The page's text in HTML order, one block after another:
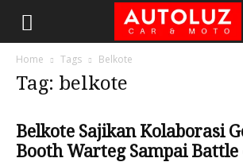
Home Tags Belkote
Tag: belkote
Belkote Sajikan Kolaborasi
Booth Warteg Sampai